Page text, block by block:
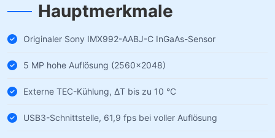
Hauptmerkmale
Originaler Sony IMX992-AABJ-C InGaAs-Sensor
5 MP hohe Auflösung (2560×2048)
Externe TEC-Kühlung, ΔT bis zu 10 °C
USB3-Schnittstelle, 61,9 fps bei voller Auflösung